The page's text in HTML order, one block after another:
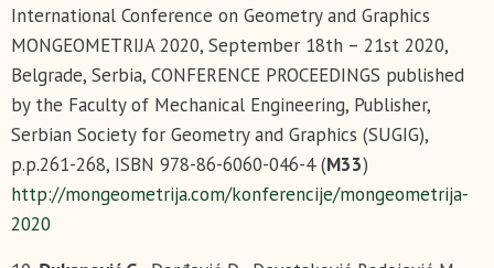
International Conference on Geometry and Graphics
MONGEOMETRIJA 2020, September 18th – 21st 2020,
Belgrade, Serbia, CONFERENCE PROCEEDINGS published
by the Faculty of Mechanical Engineering, Publisher,
Serbian Society for Geometry and Graphics (SUGIG),
p.p.261-268, ISBN 978-86-6060-046-4 (М33)
http://mongeometrija.com/konferencije/mongeometrija-
2020